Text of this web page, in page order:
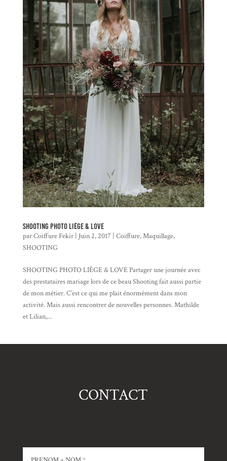
SHOOTING PHOTO LIÈGE & LOVE
parCoiffure Fekir| Juin 2, 2017 Coiffure,Maquillage,
SHOOTING
SHOOTING PHOTO LIÈGE & LOVE Partager une journée avec
des prestataires mariage lors de ce beau Shooting fait aussi partie
de mon métier. C’est ce qui me plait énormément dans mon
activité. Mais aussi rencontrer de nouvelles personnes. Mathilde
et Lilian,...
CONTACT